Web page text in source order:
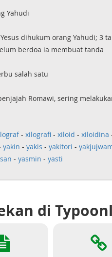
Yahudi
dihukum orang Yahudi; 3
berdoa ia membuat tanda
salah satu
Romawi, sering
- xilografi - xiloid - xiloidina
yakin - yakis - yakitori -
- yasmin - yasti
di